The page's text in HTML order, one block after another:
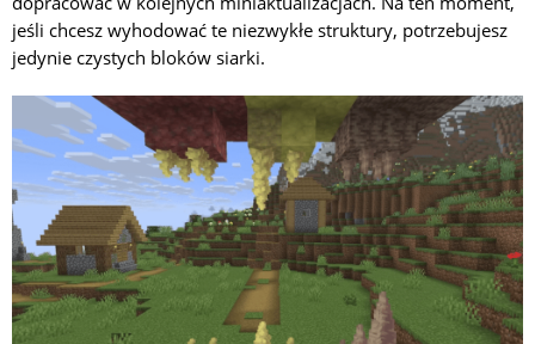
jeśli chcesz wyhodować te niezwykłe struktury, potrzebujesz
jedynie czystych bloków siarki.